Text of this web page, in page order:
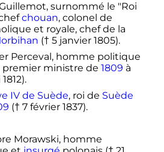
surnommé le "Roi
chouan, colonel de
et royale, chef de la
(† 5 janvier 1805).
Perceval, homme politique
ministre de 1809 à
).
IV de Suède, roi de Suède
(† 7 février 1837).
Morawski, homme